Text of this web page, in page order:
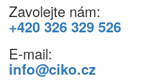
Zavolejte nám:
+420 326 329 526
E-mail:
info@ciko.cz